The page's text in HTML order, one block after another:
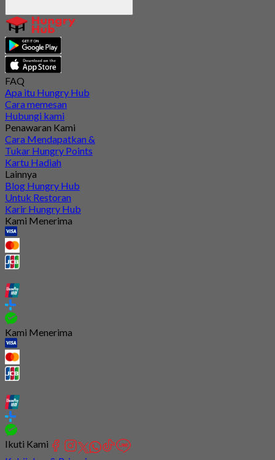
FAQ
Apa itu Hungry Hub
Cara memesan
Hubungi kami
Penawaran Kami
Cara Mendapatkan &
Tukar Hungry Points
Kartu Hadiah
Lainnya
Blog Hungry Hub
Untuk Restoran
Karir Hungry Hub
Kami Menerima
Kami Menerima
Ikuti Kami